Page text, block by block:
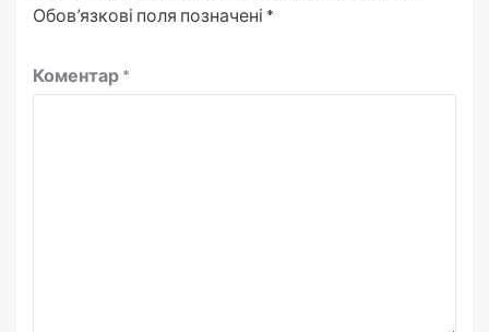
Обов’язкові поля позначені *
Коментар *